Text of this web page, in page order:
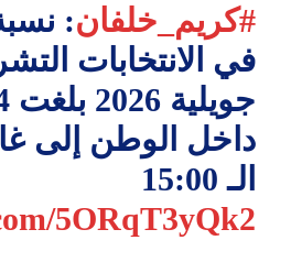
#كريم_خلفان:
داخل الوطن إلى
الـ 15:00
5ORqT3yQk2